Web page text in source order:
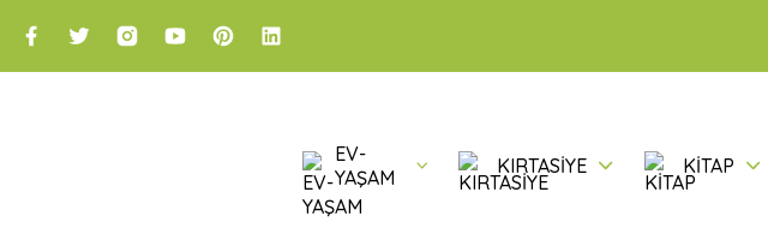
EV-
YAŞAM
KIRTASİYE KİTAP